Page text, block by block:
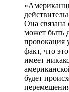
Она связана
может быть
провокация
факт, что
имеет
будет